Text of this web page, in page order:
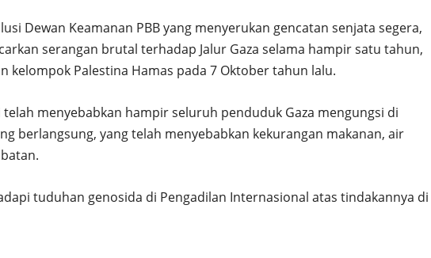
Dewan Keamanan PBB yang menyerukan gencatan senjata segera,
serangan brutal terhadap Jalur Gaza selama hampir satu tahun,
kelompok Palestina Hamas pada 7 Oktober tahun lalu.
telah menyebabkan hampir seluruh penduduk Gaza mengungsi di
berlangsung, yang telah menyebabkan kekurangan makanan, air
tuduhan genosida di Pengadilan Internasional atas tindakannya di